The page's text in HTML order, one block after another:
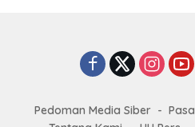
Pedoman Media Siber